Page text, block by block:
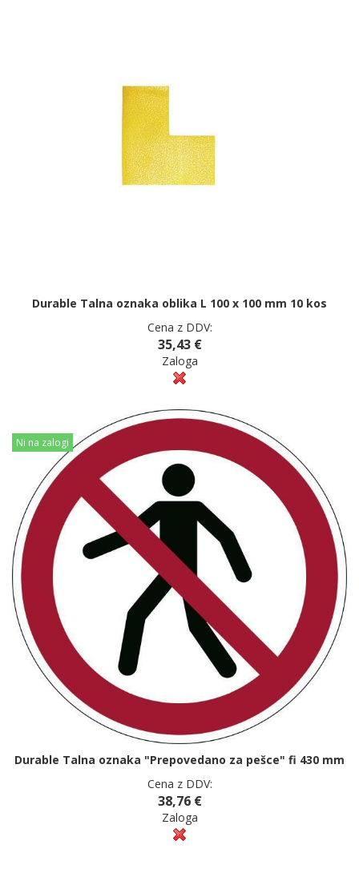
Durable Talna oznaka oblika L 100 x 100 mm 10 kos
Cena z DDV:
35,43 €
Zaloga
Ni na zalogi
Durable Talna oznaka "Prepovedano za pešce" fi 430 mm
Cena z DDV:
38,76 €
Zaloga